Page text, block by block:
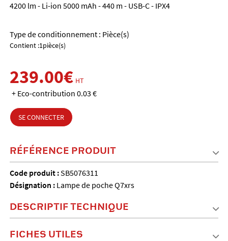
4200 lm - Li-ion 5000 mAh - 440 m - USB-C - IPX4
Type de conditionnement : Pièce(s)
Contient :1pièce(s)
239.00€ HT
+ Eco-contribution 0.03 €
SE CONNECTER
RÉFÉRENCE PRODUIT
Code produit :SB5076311
Désignation : Lampe de poche Q7xrs
DESCRIPTIF TECHNIQUE
FICHES UTILES